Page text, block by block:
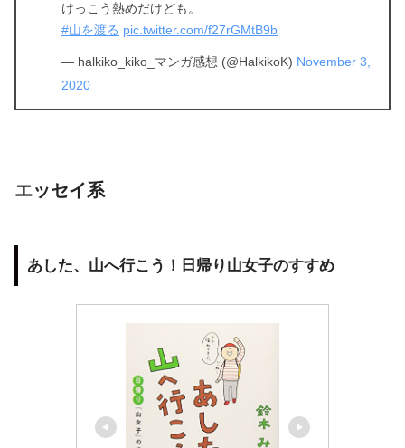
けっこう熱めだけども。
#山を渡る pic.twitter.com/f27rGMtB9b
— halkiko_kiko_マンガ感想 (@HalkikoK) November 3,
2020
エッセイ系
あした、山へ行こう！日帰り山女子のすすめ